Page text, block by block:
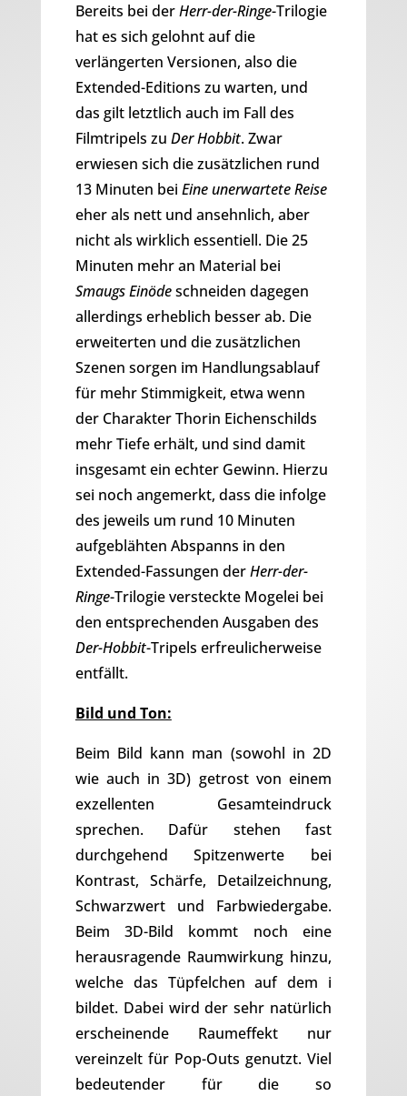
Bereits bei derHerr-der-Ringe-Trilogie
hat es sich gelohnt auf die
verlängerten Versionen, also die
Extended-Editions zu warten, und
das gilt letztlich auch im Fall des
Filmtripels zu Der Hobbit. Zwar
erwiesen sich die zusätzlichen rund
13 Minuten bei Eine unerwartete Reise
eher als nett und ansehnlich, aber
nicht als wirklich essentiell. Die 25
Minuten mehr an Material bei
Smaugs Einödeschneiden dagegen
allerdings erheblich besser ab. Die
erweiterten und die zusätzlichen
Szenen sorgen im Handlungsablauf
für mehr Stimmigkeit, etwa wenn
der Charakter Thorin Eichenschilds
mehr Tiefe erhält, und sind damit
insgesamt ein echter Gewinn. Hierzu
sei noch angemerkt, dass die infolge
des jeweils um rund 10 Minuten
aufgeblähten Abspanns in den
Extended-Fassungen derHerr-der-
Ringe-Trilogie versteckte Mogelei bei
den entsprechenden Ausgaben des
Der-Hobbit-Tripels erfreulicherweise
entfällt.
Bild und Ton:
Beim Bild kann man (sowohl in 2D
wie auch in 3D) getrost von einem
exzellenten Gesamteindruck
sprechen. Dafür stehen fast
durchgehend Spitzenwerte bei
Kontrast, Schärfe, Detailzeichnung,
Schwarzwert und Farbwiedergabe.
Beim 3D-Bild kommt noch eine
herausragende Raumwirkung hinzu,
welche das Tüpfelchen auf dem i
bildet. Dabei wird der sehr natürlich
erscheinende Raumeffekt nur
vereinzelt für Pop-Outs genutzt. Viel
bedeutender für die so